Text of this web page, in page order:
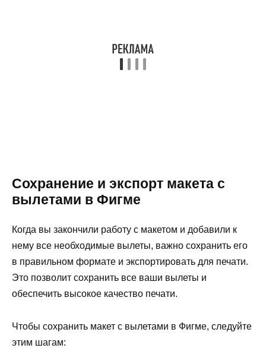
Сохранение и экспорт макета с
вылетами в Фигме
Когда вы закончили работу с макетом и добавили к
нему все необходимые вылеты, важно сохранить его
в правильном формате и экспортировать для печати.
Это позволит сохранить все ваши вылеты и
обеспечить высокое качество печати.
Чтобы сохранить макет с вылетами в Фигме, следуйте
этим шагам: